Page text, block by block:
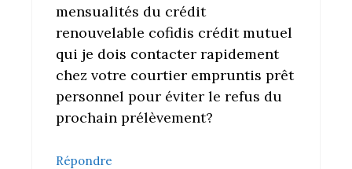
mensualités du crédit
renouvelable cofidis crédit mutuel
qui je dois contacter rapidement
chez votre courtier empruntis prêt
personnel pour éviter le refus du
prochain prélèvement?
Répondre